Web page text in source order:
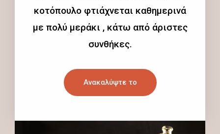
κοτόπουλο φτιάχνεται καθημερινά
με πολύ μεράκι , κάτω από άριστες
συνθήκες.
Ανακαλύψτε το